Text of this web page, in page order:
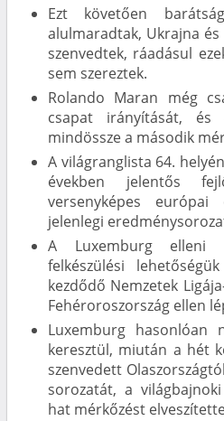
Ezt követően
alulmaradtak, Ukrajna
szenvedtek, ráadásul
sem szereztek.
Rolando Maran még
csapat irányítását, és
mindössze a második
A világranglista 64.
években jelentős
versenyképes
jelenlegi
A Luxemburg elleni
felkészülési
kezdődő Nemzetek
Fehéroroszország ellen
Luxemburg hasonlóan
keresztül, miután a hét
szenvedett
sorozatát, a
hat mérkőzést